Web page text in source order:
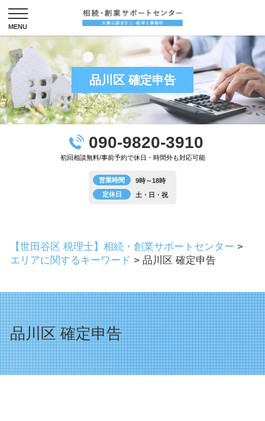
品川区 確定申告
090-9820-3910
初回相談無料/事前予約で休日・時間外も対応可能
営業時間
9時～18時
定休日
土・日・祝
【世田谷区 税理士】相続・創業サポートセンター >
エリアに関するキーワード > 品川区 確定申告
品川区 確定申告